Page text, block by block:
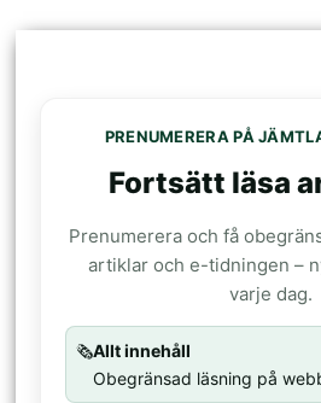
PRENUMERERA PÅ
Fortsätt läsa
Prenumerera och få
artiklar och e-tidningen –
varje dag.
🗞️Allt innehåll
Obegränsad läsning på